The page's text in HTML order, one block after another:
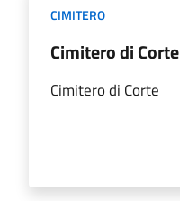
CIMITERO
Cimitero di Corte
Cimitero di Corte